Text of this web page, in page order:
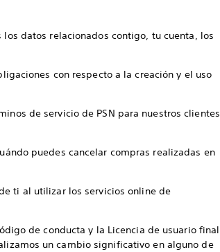
datos relacionados contigo, tu cuenta, los
con respecto a la creación y el uso
de servicio de PSN para nuestros clientes
puedes cancelar compras realizadas en
ti al utilizar los servicios online de
de conducta y la Licencia de usuario final
un cambio significativo en alguno de